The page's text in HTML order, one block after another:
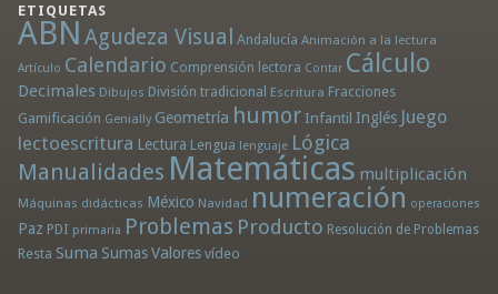
ETIQUETAS
ABN Agudeza Visual Andalucía Animación a la lectura
Artículo Calendario Comprensión lectora Contar Cálculo
Decimales Dibujos División tradicional Escritura Fracciones
Gamificación Genially Geometría humor Infantil Inglés Juego
lectoescritura Lectura Lengua lenguaje Lógica
Manualidades Matemáticas multiplicación
Máquinas didácticas México Navidad numeración operaciones
Paz PDI primaria Problemas Producto Resolución de Problemas
Resta Suma Sumas Valores vídeo